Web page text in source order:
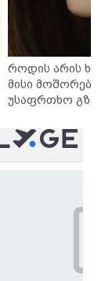
როდის არის
მისი
უსაფრთხო